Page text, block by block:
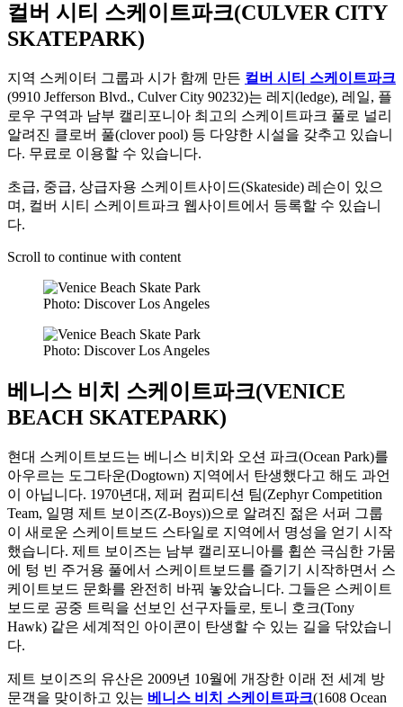
컬버 시티 스케이트파크(CULVER CITY
SKATEPARK)
지역 스케이터 그룹과 시가 함께 만든 컬버 시티 스케이트파크
(9910 Jefferson Blvd., Culver City 90232)는 레지(ledge), 레일, 플
로우 구역과 남부 캘리포니아 최고의 스케이트파크 풀로 널리
알려진 클로버 풀(clover pool) 등 다양한 시설을 갖추고 있습니
다. 무료로 이용할 수 있습니다.
초급, 중급, 상급자용 스케이트사이드(Skateside) 레슨이 있으
며, 컬버 시티 스케이트파크 웹사이트에서 등록할 수 있습니
다.
Scroll to continue with content
Photo: Discover Los Angeles
Photo: Discover Los Angeles
베니스 비치 스케이트파크(VENICE
BEACH SKATEPARK)
현대 스케이트보드는 베니스 비치와 오션 파크(Ocean Park)를
아우르는 도그타운(Dogtown) 지역에서 탄생했다고 해도 과언
이 아닙니다. 1970년대, 제퍼 컴피티션 팀(Zephyr Competition
Team, 일명 제트 보이즈(Z-Boys))으로 알려진 젊은 서퍼 그룹
이 새로운 스케이트보드 스타일로 지역에서 명성을 얻기 시작
했습니다. 제트 보이즈는 남부 캘리포니아를 휩쓴 극심한 가뭄
에 텅 빈 주거용 풀에서 스케이트보드를 즐기기 시작하면서 스
케이트보드 문화를 완전히 바꿔 놓았습니다. 그들은 스케이트
보드로 공중 트릭을 선보인 선구자들로, 토니 호크(Tony
Hawk) 같은 세계적인 아이콘이 탄생할 수 있는 길을 닦았습니
다.
제트 보이즈의 유산은 2009년 10월에 개장한 이래 전 세계 방
문객을 맞이하고 있는 베니스 비치 스케이트파크(1608 Ocean